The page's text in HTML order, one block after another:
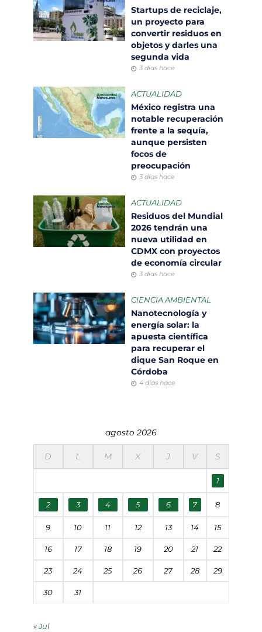
Startups de reciclaje,
un proyecto para
convertir residuos en
objetos y darles una
segunda vida
3 días hace
ACTUALIDAD
México registra una
notable recuperación
frente a la sequía,
aunque persisten
focos de
preocupación
3 días hace
ACTUALIDAD
Residuos del Mundial
2026 tendrán una
nueva utilidad en
CDMX con proyectos
de economía circular
3 días hace
CIENCIA AMBIENTAL
Nanotecnología y
energía solar: la
apuesta científica
para recuperar el
dique San Roque en
Córdoba
4 días hace
agosto 2026
D L M X J V S
1
2 3 4 5 6 7 8
9 10 11 12 13 14 15
16 17 18 19 20 21 22
23 24 25 26 27 28 29
30 31
« Jul